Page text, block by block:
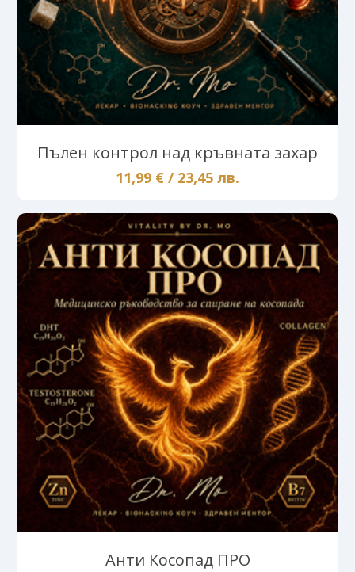
Пълен контрол над кръвната захар
11,99 € / 23,45 лв.
Анти Косопад ПРО